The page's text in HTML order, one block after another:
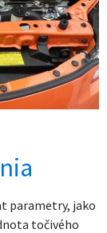
parametry, jako
točivého